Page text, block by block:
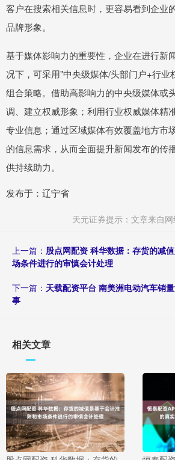
客户在搜索相关信息时，更容易看到企业
品牌形象。
基于媒体影响力的重要性，企业在进行新
况下，可采用"中央级媒体/头部门户+行业
组合策略。借助高影响力的中央级媒体或
调、建立权威形象；利用行业权威媒体精
专业信息；通过区域媒体有效覆盖地方市
的信息需求，从而全面提升新闻发布的传
供持续助力。
发布于：辽宁省
天元证券提示：文章来自网
上一篇： 股点网配资 科华数据：存货的减
场条件进行的审慎会计处理
下一篇： 天载配资平台 南美洲电动汽车销
事
相关文章